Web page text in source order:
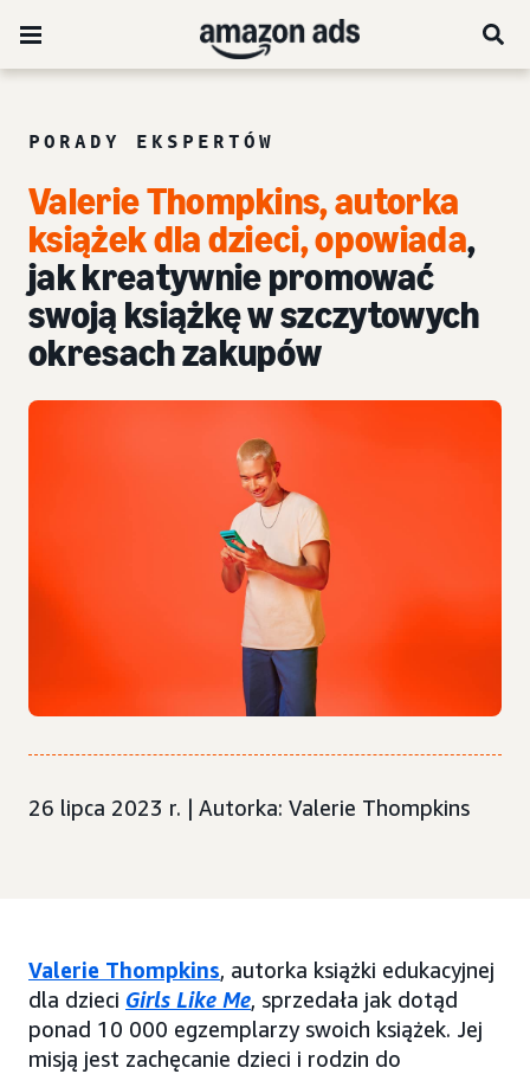
PORADY EKSPERTÓW
Valerie Thompkins, autorka
książek dla dzieci, opowiada,
jak kreatywnie promować
swoją książkę w szczytowych
okresach zakupów
26 lipca 2023 r. | Autorka: Valerie Thompkins
Valerie Thompkins, autorka książki edukacyjnej
dla dzieci Girls Like Me, sprzedała jak dotąd
ponad 10 000 egzemplarzy swoich książek. Jej
misją jest zachęcanie dzieci i rodzin do